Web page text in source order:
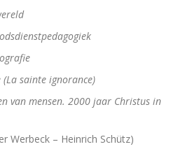
sainte ignorance)
van mensen. 2000 jaar Christus in
Werbeck – Heinrich Schütz)